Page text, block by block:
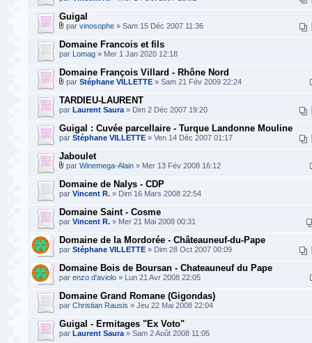
Guigal
par vinosophe » Sam 15 Déc 2007 11:36
Domaine Francois et fils
par Lomag » Mer 1 Jan 2020 12:18
Domaine François Villard - Rhône Nord
par Stéphane VILLETTE » Sam 21 Fév 2009 22:24
TARDIEU-LAURENT
par Laurent Saura » Dim 2 Déc 2007 19:20
Guigal : Cuvée parcellaire - Turque Landonne Mouline
par Stéphane VILLETTE » Ven 14 Déc 2007 01:17
Jaboulet
par Winemega-Alain » Mer 13 Fév 2008 16:12
Domaine de Nalys - CDP
par Vincent R. » Dim 16 Mars 2008 22:54
Domaine Saint - Cosme
par Vincent R. » Mer 21 Mai 2008 00:31
Domaine de la Mordorée - Châteauneuf-du-Pape
par Stéphane VILLETTE » Dim 28 Oct 2007 00:09
Domaine Bois de Boursan - Chateauneuf du Pape
par enzo d'aviolo » Lun 21 Avr 2008 22:05
Domaine Grand Romane (Gigondas)
par Christian Rausis » Jeu 22 Mai 2008 22:04
Guigal - Ermitages "Ex Voto"
par Laurent Saura » Sam 2 Août 2008 11:05